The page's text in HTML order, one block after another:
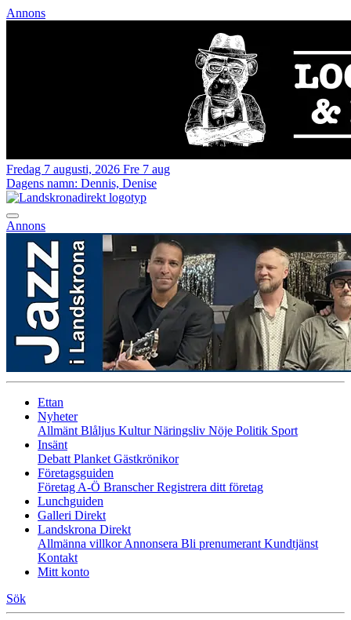
Annons
Fredag 7 augusti, 2026 Fre 7 aug
Dagens namn: Dennis, Denise
Annons
Ettan
Nyheter
Allmänt Blåljus KulturNäringsliv Nöje Politik Sport
Insänt
Debatt Planket Gästkrönikor
Företagsguiden
Företag A-Ö BranscherRegistrera ditt företag
Lunchguiden
Galleri Direkt
Landskrona Direkt
Allmänna villkorAnnonsera Bli prenumerant Kundtjänst
Kontakt
Mitt konto
Sök